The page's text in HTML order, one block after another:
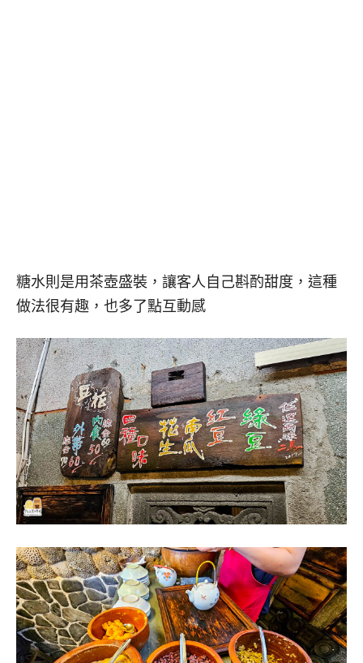
糖水則是用茶壺盛裝，讓客人自己斟酌甜度，這種
做法很有趣，也多了點互動感